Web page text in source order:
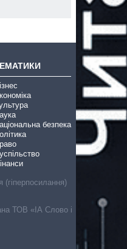
безпека
ТОВ «ІА Слово і